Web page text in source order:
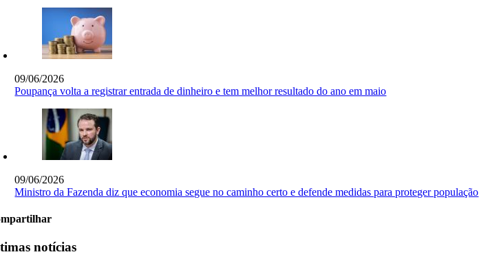
09/06/2026
Poupança volta a registrar entrada de dinheiro e tem melhor resultado do ano em maio
09/06/2026
Ministro da Fazenda diz que economia segue no caminho certo e defende medidas para proteger população
notícias